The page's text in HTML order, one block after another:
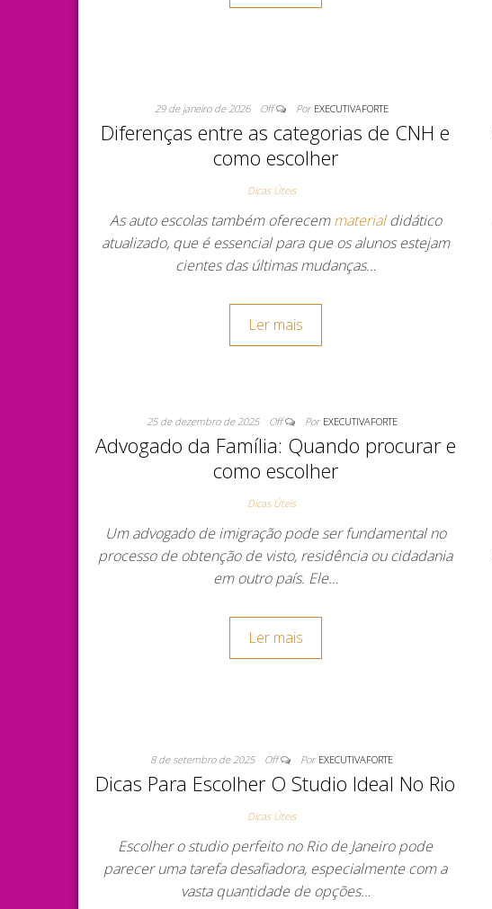
29 de janeiro de 2026 Off Por EXECUTIVAFORTE
Diferenças entre as categorias de CNH e
como escolher
Dicas Úteis
As auto escolas também oferecemmaterialdidático
atualizado, que é essencial para que os alunos estejam
cientes das últimas mudanças…
Ler mais
25 de dezembro de 2025 Off Por EXECUTIVAFORTE
Advogado da Família: Quando procurar e
como escolher
Dicas Úteis
Um advogado de imigração pode ser fundamental no
processo de obtenção de visto, residência ou cidadania
em outro país. Ele…
Ler mais
8 de setembro de 2025 Off Por EXECUTIVAFORTE
Dicas Para Escolher O Studio Ideal No Rio
Dicas Úteis
Escolher o studio perfeito no Rio de Janeiro pode
parecer uma tarefa desafiadora, especialmente com a
vasta quantidade de opções…